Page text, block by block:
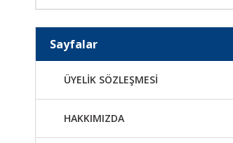
Sayfalar
ÜYELİK SÖZLEŞMESİ
HAKKIMIZDA